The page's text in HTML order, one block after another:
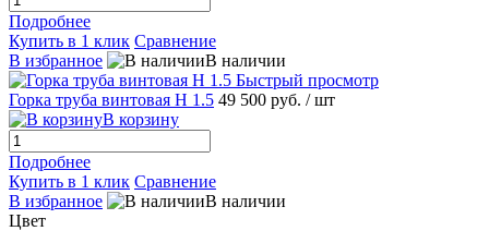
Подробнее
Купить в 1 клик Сравнение
В избранное
В наличии
Быстрый просмотр
Горка труба винтовая H 1.5 49 500 руб. / шт
В корзину
Подробнее
Купить в 1 клик Сравнение
В избранное
В наличии
Цвет